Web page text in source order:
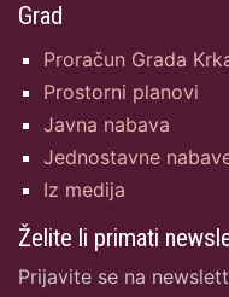
Grad
Proračun Grada
Prostorni planovi
Javna nabava
Jednostavne
Iz medija
Želite li primati
Prijavite se na